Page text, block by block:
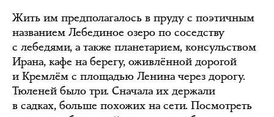
Жить им предполагалось в пруду с поэтичным
названием Лебединое озеро по соседству
с лебедями, а также планетарием, консульством
Ирана, кафе на берегу, оживлённой дорогой
и Кремлём с площадью Ленина через дорогу.
Тюленей было три. Сначала их держали
в садках, больше похожих на сети. Посмотреть